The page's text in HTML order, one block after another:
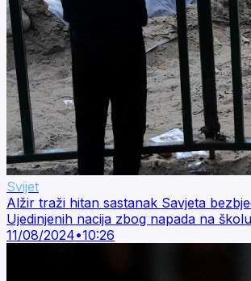
Svijet
Alžir traži hitan sastanak Savjeta
Ujedinjenih nacija zbog napada na
11/08/2024•10:26